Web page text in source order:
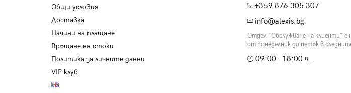
Общи условия
Доставка
Начини на плащане
Връщане на стоки
Политика за личните данни
VIP клуб
+359 876 305 307
info@alexis.bg
Отдел "Обслужване на клиенти" е
от понеделник до петък в
09:00 - 18:00 ч.